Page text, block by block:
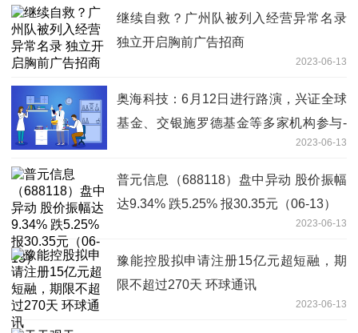
继续自救？广州队被列入经营异常名录
独立开启胸前广告招商
2023-06-13
奥海科技：6月12日进行路演，兴证全球
基金、交银施罗德基金等多家机构参与-
2023-06-13
普元信息（688118）盘中异动 股价振幅
达9.34% 跌5.25% 报30.35元（06-13）
2023-06-13
豫能控股拟申请注册15亿元超短融，期
限不超过270天 环球通讯
2023-06-13